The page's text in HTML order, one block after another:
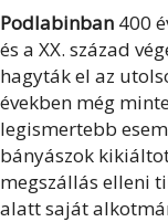
Podlabinban 400
és a XX. század
hagyták el az
években még
legismertebb
bányászok
megszállás elleni
alatt saját